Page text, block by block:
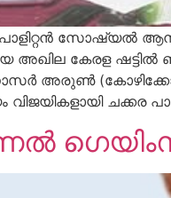
സോഷ്യൽ
അഖില കേരള
അരുൺ
വിജയികളായി ചക്കര